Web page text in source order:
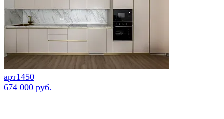
арт1450
674 000 руб.